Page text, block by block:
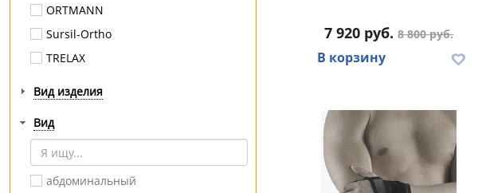
ORTMANN
Sursil-Ortho
TRELAX
KINERAPY
OPPO Medical
Orto
Вид изделия
Вид
абдоминальный
7 920 руб.8 800 руб.
В корзину